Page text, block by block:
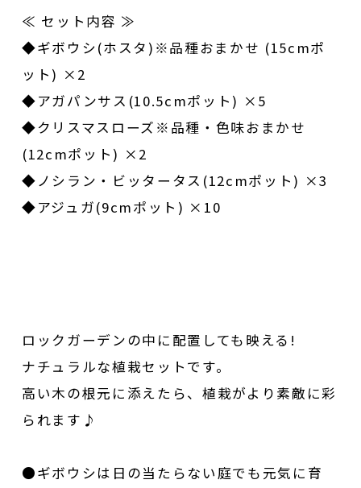
≪ セット内容 ≫
◆ギボウシ(ホスタ)※品種おまかせ (15cmポ
ット) ×2
◆アガパンサス(10.5cmポット) ×5
◆クリスマスローズ※品種・色味おまかせ
(12cmポット) ×2
◆ノシラン・ビッタータス(12cmポット) ×3
◆アジュガ(9cmポット) ×10
ロックガーデンの中に配置しても映える!
ナチュラルな植栽セットです。
高い木の根元に添えたら、植栽がより素敵に彩
られます♪
●ギボウシは日の当たらない庭でも元気に育